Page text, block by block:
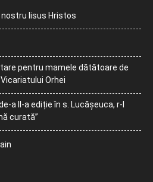
nostru Iisus Hristos
pentru mamele dătătoare de
Orhei
a II-a ediție în s. Lucășeuca, r-l
curată”